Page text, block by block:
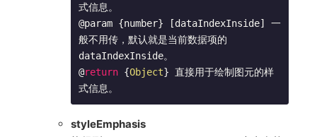
式信息。
@param {number} [dataIndexInside] 一
般不用传，默认就是当前数据项的
dataIndexInside。
@return {Object} 直接用于绘制图元的样
式信息。
styleEmphasis